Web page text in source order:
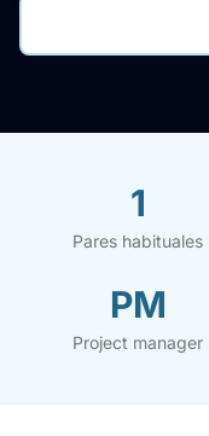
1
Pares habituales
PM
Project manager